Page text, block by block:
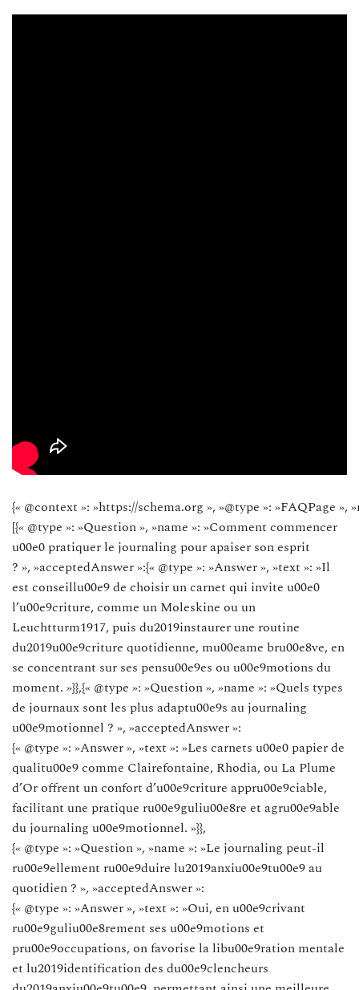
{« @context »: »https://schema.org », »@type »: »FAQPage »,
[{« @type »: »Question », »name »: »Comment commencer
u00e0 pratiquer le journaling pour apaiser son esprit
? », »acceptedAnswer »:{« @type »: »Answer », »text »: »Il
est conseillu00e9 de choisir un carnet qui invite u00e0
l’u00e9criture, comme un Moleskine ou un
Leuchtturm1917, puis du2019instaurer une routine
du2019u00e9criture quotidienne, mu00eame bru00e8ve, en
se concentrant sur ses pensu00e9es ou u00e9motions du
moment. »}},{« @type »: »Question », »name »: »Quels types
de journaux sont les plus adaptu00e9s au journaling
u00e9motionnel ? », »acceptedAnswer »:
{« @type »: »Answer », »text »: »Les carnets u00e0 papier de
qualitu00e9 comme Clairefontaine, Rhodia, ou La Plume
d’Or offrent un confort d’u00e9criture appru00e9ciable,
facilitant une pratique ru00e9guliu00e8re et agru00e9able
du journaling u00e9motionnel. »}},
{« @type »: »Question », »name »: »Le journaling peut-il
ru00e9ellement ru00e9duire lu2019anxiu00e9tu00e9 au
quotidien ? », »acceptedAnswer »:
{« @type »: »Answer », »text »: »Oui, en u00e9crivant
ru00e9guliu00e8rement ses u00e9motions et
pru00e9occupations, on favorise la libu00e9ration mentale
et lu2019identification des du00e9clencheurs